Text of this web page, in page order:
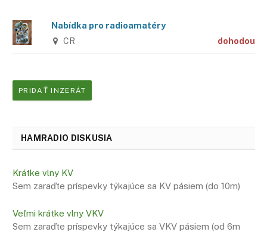
Nabídka pro radioamatéry
CR dohodou
PRIDAŤ INZERÁT
HAMRADIO DISKUSIA
Krátke vlny KV
Sem zaraďte príspevky týkajúce sa KV pásiem (do 10m)
Veľmi krátke vlny VKV
Sem zaraďte príspevky týkajúce sa VKV pásiem (od 6m